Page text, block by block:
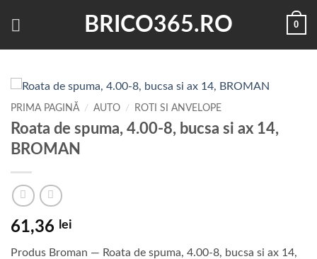
BRICO365.RO 0
PRIMA PAGINĂ / AUTO / ROTI SI ANVELOPE
Roata de spuma, 4.00-8, bucsa si ax 14,
BROMAN
61,36 lei
Produs Broman — Roata de spuma, 4.00-8, bucsa si ax 14,